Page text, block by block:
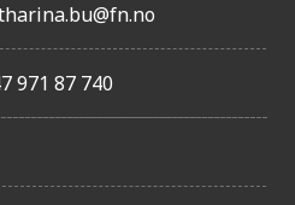
n
l
g
971 87 740